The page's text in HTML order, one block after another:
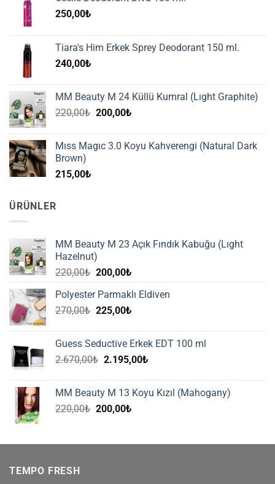
250,00₺
Tiara's Him Erkek Sprey Deodorant 150 ml.
240,00₺
MM Beauty M 24 Küllü Kumral (Lıght Graphite)
220,00₺ Orijinal
200,00₺Şu
200,00₺.
Mıss Magıc 3.0 Koyu Kahverengi (Natural Dark
Brown)
215,00₺
ÜRÜNLER
MM Beauty M 23 Açık Fındık Kabuğu (Lıght
Hazelnut)
220,00₺ Orijinal
220,00₺.
200,00₺Şu
fiyat:
200,00₺.
Polyester Parmaklı Eldiven
270,00₺ Orijinal
225,00₺Şu
225,00₺.
Guess Seductive Erkek EDT 100 ml
2.670,00₺ Orijinal
2.195,00₺Şu
2.195,00₺.
MM Beauty M 13 Koyu Kızıl (Mahogany)
220,00₺ Orijinal
200,00₺Şu
200,00₺.
TEMPO FRESH